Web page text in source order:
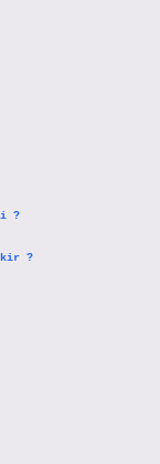
?
?